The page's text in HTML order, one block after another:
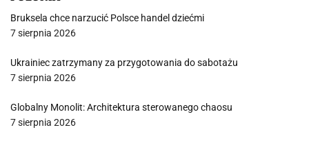
Bruksela chce narzucić Polsce handel dziećmi
7 sierpnia 2026
Ukrainiec zatrzymany za przygotowania do sabotażu
7 sierpnia 2026
Globalny Monolit: Architektura sterowanego chaosu
7 sierpnia 2026